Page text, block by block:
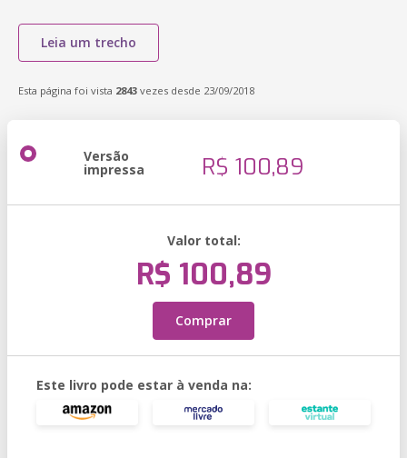
Leia um trecho
Esta página foi vista 2843 vezes desde 23/09/2018
Versão
impressa R$ 100,89
Valor total:
R$ 100,89
Comprar
Este livro pode estar à venda na: